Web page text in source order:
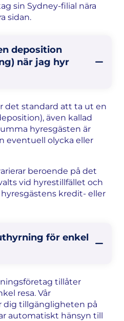
sin Sydney-filial nära
sidan.
deposition
när jag hyr
det standard att ta ut en
även kallad
hyresgästen är
eventuell olycka eller
beroende på det
vid hyrestillfället och
kredit- eller
för enkel
tillåter
resa. Vår
dig tillgängligheten på
automatiskt hänsyn till